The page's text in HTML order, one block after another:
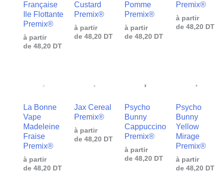
Française
Ile Flottante
Premix®
à partir
de 48,20 DT
Custard
Premix®
à partir
de 48,20 DT
Pomme
Premix®
à partir
de 48,20 DT
Premix®
à partir
de 48,20 DT
La Bonne
Vape
Madeleine
Fraise
Premix®
à partir
de 48,20 DT
Jax Cereal
Premix®
à partir
de 48,20 DT
Psycho
Bunny
Cappuccino
Premix®
à partir
de 48,20 DT
Psycho
Bunny
Yellow
Mirage
Premix®
à partir
de 48,20 DT